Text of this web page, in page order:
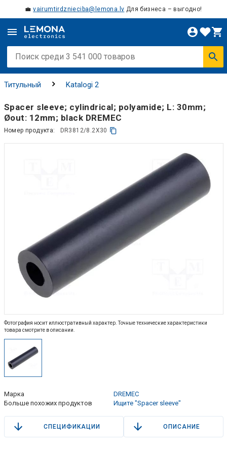
💼vairumtirdznieciba@lemona.lv Для бизнеса – выгодно!
Титульный Katalogi 2
Spacer sleeve; cylindrical; polyamide; L: 30mm;
Øout: 12mm; black DREMEC
Номер продукта: DR3812/8.2X30
Фотография носит иллюстративный характер. Точные технические характеристики
товара смотрите в описании.
Марка
DREMEC
Больше похожих продуктов
Ищите "Spacer sleeve"
СПЕЦИФИКАЦИИ ОПИСАНИЕ